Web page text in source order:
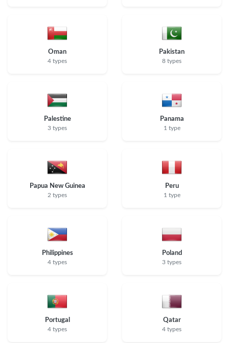
Oman
4 types
Pakistan
8 types
Palestine
3 types
Panama
1 type
Papua New Guinea
2 types
Peru
1 type
Philippines
4 types
Poland
3 types
Portugal
4 types
Qatar
4 types